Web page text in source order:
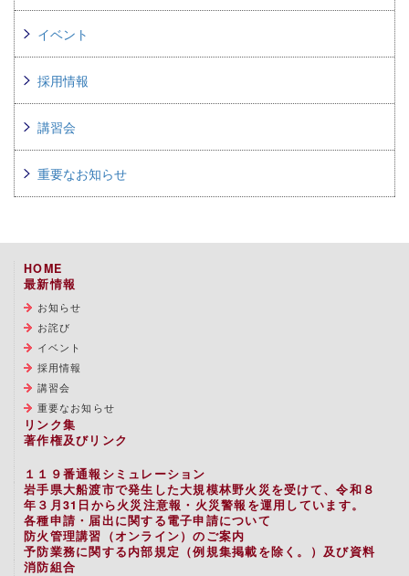
イベント
採用情報
講習会
重要なお知らせ
HOME
最新情報
お知らせ
お詫び
イベント
採用情報
講習会
重要なお知らせ
リンク集
著作権及びリンク
１１９番通報シミュレーション
岩手県大船渡市で発生した大規模林野火災を受けて、令和８
年３月31日から火災注意報・火災警報を運用しています。
各種申請・届出に関する電子申請について
防火管理講習（オンライン）のご案内
予防業務に関する内部規定（例規集掲載を除く。）及び資料
消防組合